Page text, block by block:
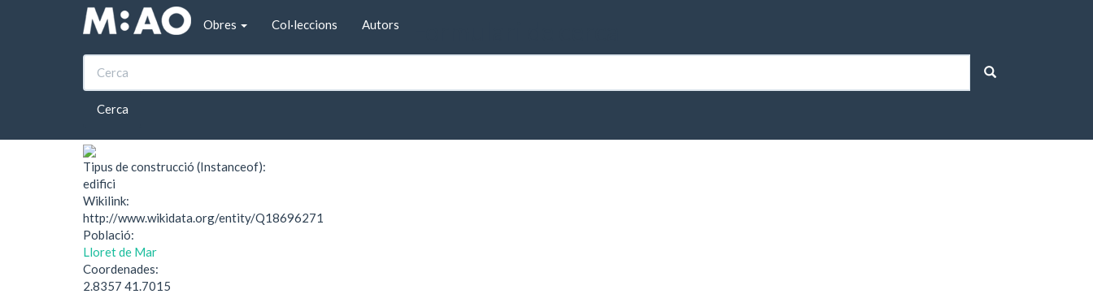
Vés al contingut
Obres
Col·leccions Autors
Cerca
Inici Hipogeu Fàbregas i Mataró
Hipogeu Fàbregas i Mataró
Tipus de construcció (Instanceof):
edifici
Wikilink:
http://www.wikidata.org/entity/Q18696271
Població:
Lloret de Mar
Coordenades:
2.8357 41.7015